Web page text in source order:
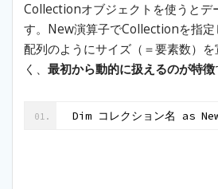
Collectionオブジェクトを使うとデ
す。New演算子でCollectionを指定
配列のようにサイズ（＝要素数）
く、 最初から動的に扱えるのが特徴
Dim コレクション名 as